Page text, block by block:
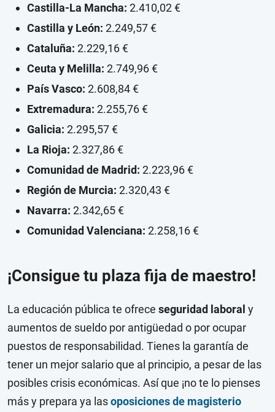
Castilla-La Mancha: 2.410,02 €
Castilla y León: 2.249,57 €
Cataluña: 2.229,16 €
Ceuta y Melilla: 2.749,96 €
País Vasco: 2.608,84 €
Extremadura: 2.255,76 €
Galicia: 2.295,57 €
La Rioja: 2.327,86 €
Comunidad de Madrid: 2.223,96 €
Región de Murcia: 2.320,43 €
Navarra: 2.342,65 €
Comunidad Valenciana: 2.258,16 €
¡Consigue tu plaza fija de maestro!
La educación pública te ofrece seguridad laboral y
aumentos de sueldo por antigüedad o por ocupar
puestos de responsabilidad. Tienes la garantía de
tener un mejor salario que al principio, a pesar de las
posibles crisis económicas. Así que ¡no te lo pienses
más y prepara ya lasoposiciones de magisterio